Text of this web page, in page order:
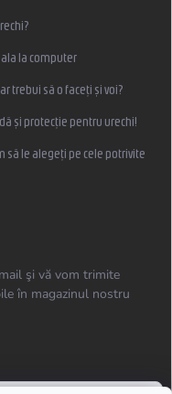
la computer
trebui să o faceți și voi?
și protecție pentru urechi!
să le alegeți pe cele potrivite
şi vă vom trimite
în magazinul nostru